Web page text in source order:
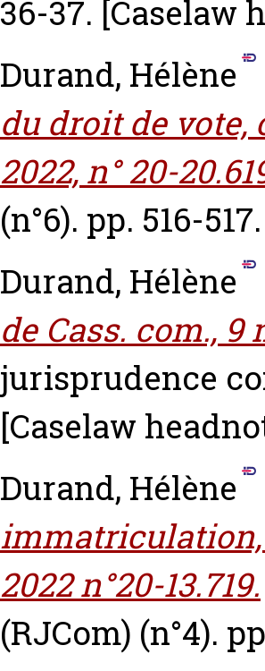
36-37. [Caselaw
Durand, Hélène
du droit de vote,
2022, n° 20-
(n°6). pp. 516-517.
Durand, Hélène
de Cass. com., 9
jurisprudence
[Caselaw
Durand, Hélène
immatriculation,
2022 n°20-13.719.
(RJCom) (n°4).